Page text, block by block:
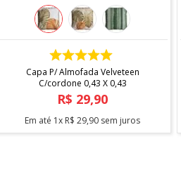
COMPRAR
Arara Standard Com Sapateira -
Arthi
R$ 138,90
Em até 3x R$ 46,30 sem juros